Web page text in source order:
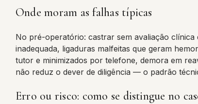
Onde moram as falhas típicas
No pré-operatório: castrar sem avaliação
inadequada, ligaduras malfeitas que geram
tutor e minimizados por telefone, demora em
não reduz o dever de diligência — o padrão
Erro ou risco: como se distingue no